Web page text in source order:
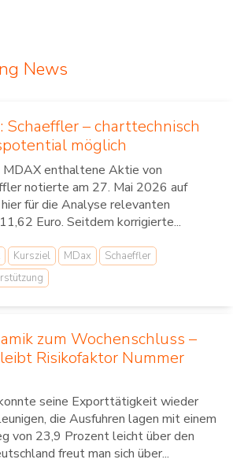
News
Schaeffler – charttechnisch
möglich
MDAX enthaltene Aktie von
notierte am 27. Mai 2026 auf
für die Analyse relevanten
Euro. Seitdem korrigierte...
Kursziel MDax
Schaeffler
zum Wochenschluss –
Risikofaktor Nummer
seine Exporttätigkeit wieder
die Ausfuhren lagen mit einem
von 23,9 Prozent leicht über den
freut man sich über...